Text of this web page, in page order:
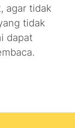
agar tidak
tidak
dapat